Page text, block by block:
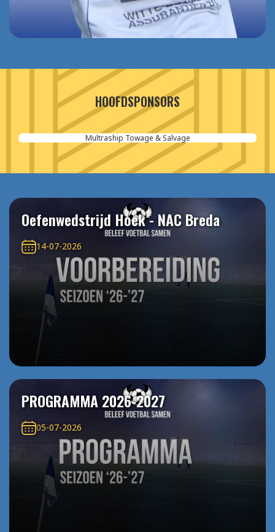
HOOFDSPONSORS
Multraship Towage & Salvage
Oefenwedstrijd Hoek - NAC Breda
14-07-2026
PROGRAMMA 2026-2027
05-07-2026